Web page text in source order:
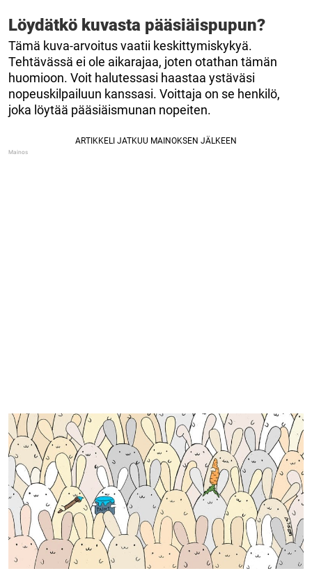
Löydätkö kuvasta pääsiäispupun?
Tämä kuva-arvoitus vaatii keskittymiskykyä.
Tehtävässä ei ole aikarajaa, joten otathan tämän
huomioon. Voit halutessasi haastaa ystäväsi
nopeuskilpailuun kanssasi. Voittaja on se henkilö,
joka löytää pääsiäismunan nopeiten.